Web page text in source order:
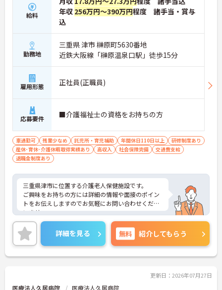
給料
年収 256万円～390万円程度 諸手当・賞与
込
勤務地
三重県 津市 榊原町5630番地
近鉄大阪線「榊原温泉口駅」徒歩15分
雇用形態 正社員(正職員)
応募要件 ■介護福祉士の資格をお持ちの方
車通勤可 残業少なめ 託児所・育児補助 年間休日110日以上
研修制度あり
産休･育休･介護休暇取得実績あり
高収入 社会保険完備
交通費支給
退職金制度あり
三重県津市に位置する介護老人保健施設です。
ご興味をお持ちの方には詳細の情報や面接のポイン
トをお伝えしますのでお気軽にお問い合わせくださ
いませ。
詳細を見る 無料 紹介してもらう
更新日：2026年07月27日
医療法人久居病院 医療法人久居病院